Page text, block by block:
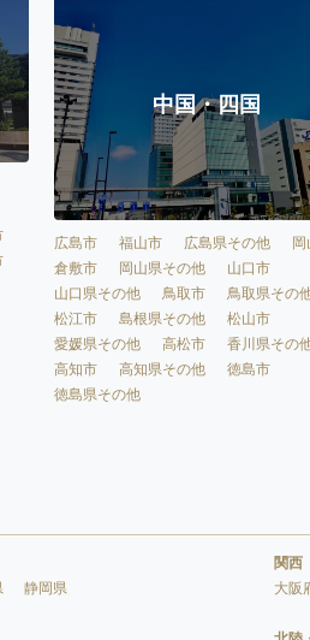
中国・四国
広島市 福山市 広島県その他
岡
倉敷市
岡山県その他
山口市
山口県その他
鳥取市
鳥取県その
松江市
島根県その他
松山市
愛媛県その他
高松市
香川県その
高知市
高知県その他
徳島市
徳島県その他
静岡県
関西
大阪